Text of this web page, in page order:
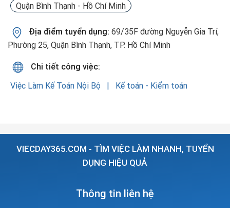
Quận Bình Thạnh - Hồ Chí Minh
Địa điểm tuyển dụng: 69/35F đường Nguyễn Gia Trí,
Phường 25, Quận Bình Thạnh, TP. Hồ Chí Minh
Chi tiết công việc:
Việc Làm Kế Toán Nội Bộ
Kế toán - Kiểm toán
VIECDAY365.COM - TÌM VIỆC LÀM NHANH, TUYỂN
DỤNG HIỆU QUẢ
Thông tin liên hệ